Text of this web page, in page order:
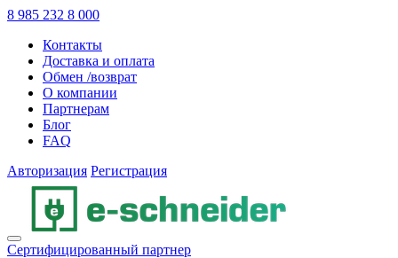
8 985 232 8 000
Контакты
Доставка и оплата
Обмен /возврат
О компании
Партнерам
Блог
FAQ
Авторизация Регистрация
Сертифицированный партнер